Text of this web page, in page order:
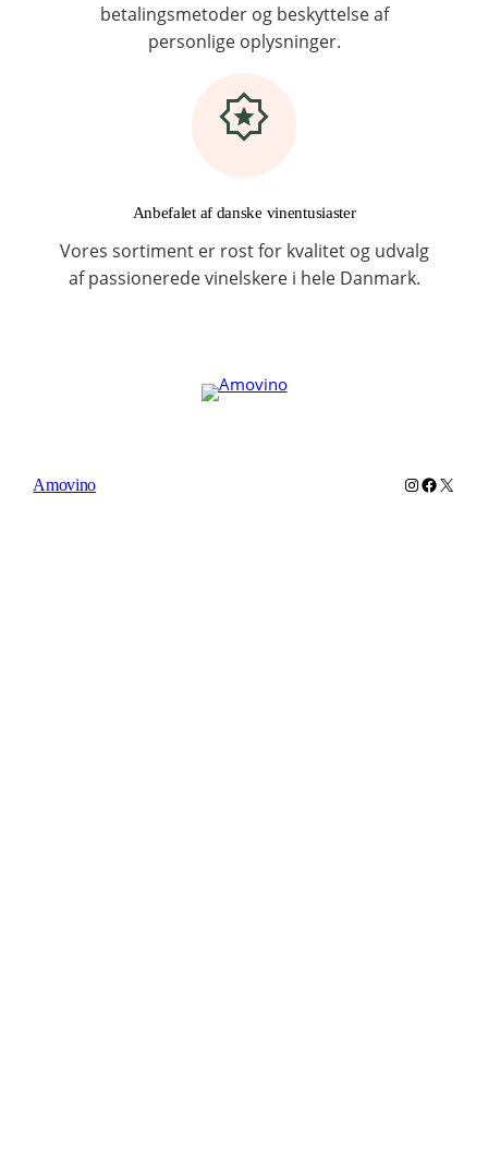
betalingsmetoder og beskyttelse af
personlige oplysninger.
Anbefalet af danske vinentusiaster
Vores sortiment er rost for kvalitet og udvalg
af passionerede vinelskere i hele Danmark.
Amovino Instagram
X